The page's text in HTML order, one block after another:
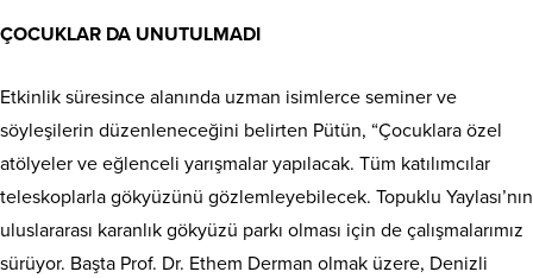
ÇOCUKLAR DA UNUTULMADI
Etkinlik süresince alanında uzman isimlerce seminer ve
söyleşilerin düzenleneceğini belirten Pütün, “Çocuklara özel
atölyeler ve eğlenceli yarışmalar yapılacak. Tüm katılımcılar
teleskoplarla gökyüzünü gözlemleyebilecek. Topuklu Yaylası’nın
uluslararası karanlık gökyüzü parkı olması için de çalışmalarımız
sürüyor. Başta Prof. Dr. Ethem Derman olmak üzere, Denizli